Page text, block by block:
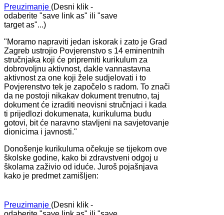
Preuzimanje (Desni klik -
odaberite "save link as" ili "save
target as"...)
"Moramo napraviti jedan iskorak i zato je Grad
Zagreb ustrojio Povjerenstvo s 14 eminentnih
stručnjaka koji će pripremiti kurikulum za
dobrovoljnu aktivnost, dakle vannastavna
aktivnost za one koji žele sudjelovati i to
Povjerenstvo tek je započelo s radom. To znači
da ne postoji nikakav dokument trenutno, taj
dokument će izraditi neovisni stručnjaci i kada
ti prijedlozi dokumenata, kurikuluma budu
gotovi, bit će naravno stavljeni na savjetovanje
dionicima i javnosti."
Donošenje kurikuluma očekuje se tijekom ove
školske godine, kako bi zdravstveni odgoj u
školama zaživio od iduće. Juroš pojašnjava
kako je predmet zamišljen:
Preuzimanje (Desni klik -